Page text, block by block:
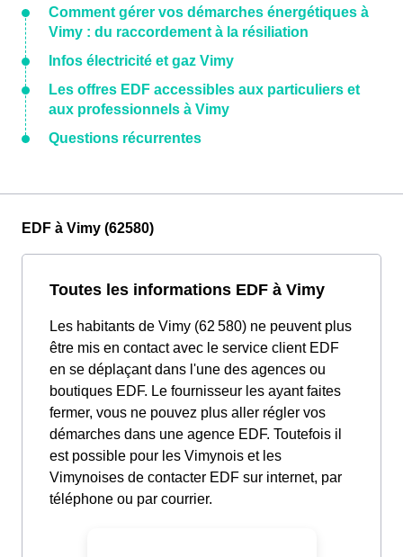
Comment gérer vos démarches énergétiques à
Vimy : du raccordement à la résiliation
Infos électricité et gaz Vimy
Les offres EDF accessibles aux particuliers et
aux professionnels à Vimy
Questions récurrentes
EDF à Vimy (62580)
Toutes les informations EDF à Vimy
Les habitants de Vimy (62 580) ne peuvent plus
être mis en contact avec le service client EDF
en se déplaçant dans l'une des agences ou
boutiques EDF. Le fournisseur les ayant faites
fermer, vous ne pouvez plus aller régler vos
démarches dans une agence EDF. Toutefois il
est possible pour les Vimynois et les
Vimynoises de contacter EDF sur internet, par
téléphone ou par courrier.